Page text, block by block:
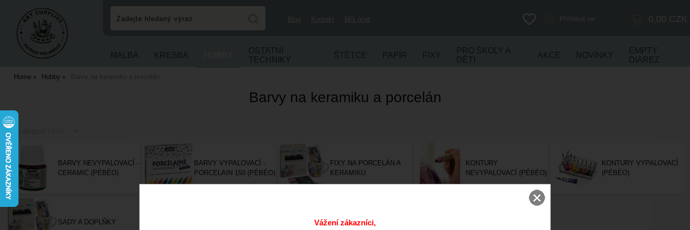
Blog Kontakt Můj účet 0,00 CZK
Přihlásit se
MALBA KRESBA
OSTATNÍ
TECHNIKY
ŠTĚTCE PAPÍR FIXY
PRO ŠKOLY A
DĚTI
AKCE NOVINKY
EMPTY
DIAREZ
Home Hobby Barvy na keramiku a porcelán
Barvy na keramiku a porcelán
O kategorii výše
BARVY NEVYPALOVACÍ -
CERAMIC (PÉBÉO)
BARVY VYPALOVACÍ -
PORCELAIN 150 (PÉBÉO)
FIXY NA PORCELÁN A
KERAMIKU
KONTURY
NEVYPALOVACÍ (PÉBÉO)
KONTURY VYPALOVACÍ
(PÉBÉO)
SADY A DOPLŇKY
Vážení zákazníci,